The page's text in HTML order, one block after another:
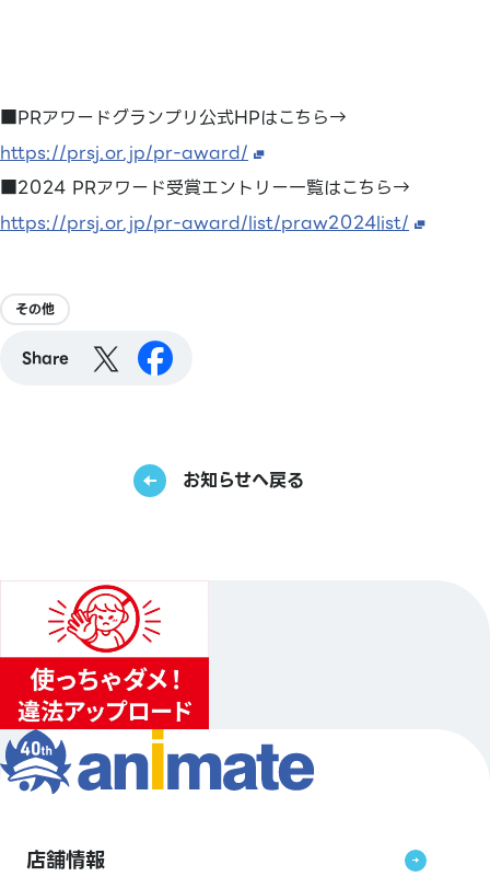
■PRアワードグランプリ公式HPはこちら→
https://prsj.or.jp/pr-award/
■2024 PRアワード受賞エントリー一覧はこちら→
https://prsj.or.jp/pr-award/list/praw2024list/
その他
Share
お知らせへ戻る
店舗情報